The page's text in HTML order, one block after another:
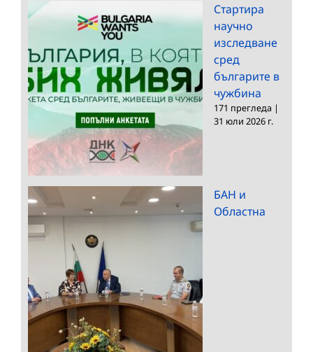
Стартира
научно
изследване
сред
българите в
чужбина
171 прегледа |
31 юли 2026 г.
БАН и
Областна